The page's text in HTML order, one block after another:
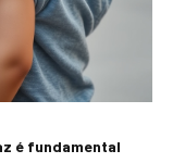
é fundamental